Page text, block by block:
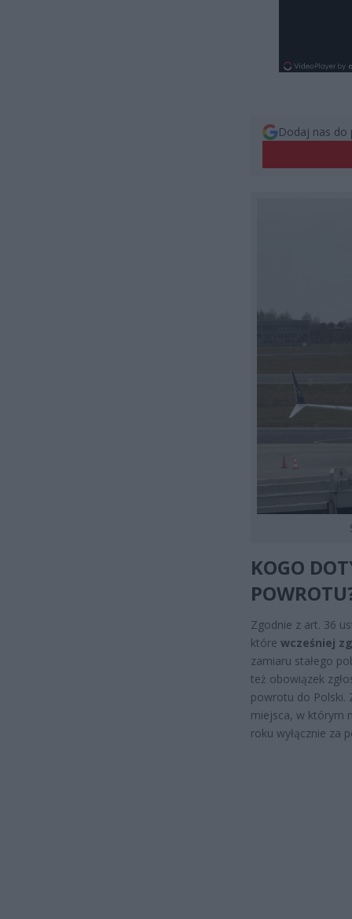
Dodaj nas do
KOGO
Zgodnie z art. 36
które wcześniej
zamiaru stałego
też obowiązek
powrotu do Polski.
miejsca, w którym
roku wyłącznie za